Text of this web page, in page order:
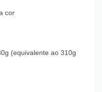
cor
(equivalente ao 310g